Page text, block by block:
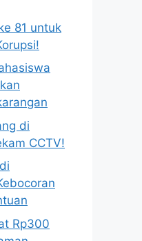
81 untuk
di
CCTV!
Rp300